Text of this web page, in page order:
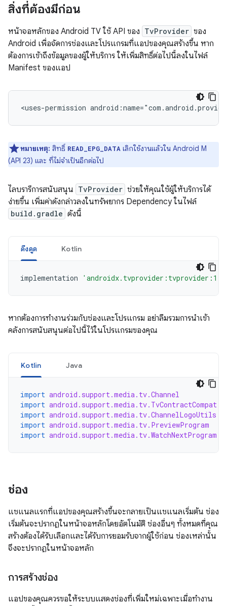
สิ่งที่ต้องมีก่อน
หน้าจอหลักของ Android TV ใช้ API ของ TvProvider ของ
Android เพื่อจัดการช่องและโปรแกรมที่แอปของคุณสร้างขึ้น หาก
ต้องการเข้าถึงข้อมูลของผู้ให้บริการ ให้เพิ่มสิทธิ์ต่อไปนี้ลงในไฟล์
Manifest ของแอป
<uses-permission
หมายเหตุ: สิทธิ์ READ_EPG_DATA เลิกใช้งานแล้วใน Android M
(API 23) และ ที่ไม่จำเป็นอีกต่อไป
ไลบรารีการสนับสนุน TvProvider ช่วยให้คุณใช้ผู้ให้บริการได้
ง่ายขึ้น เพิ่มค่าดังกล่าวลงในทรัพยากร Dependency ในไฟล์
build.gradle ดังนี้
ดึงดูด Kotlin
implementation
หากต้องการทำงานร่วมกับช่องและโปรแกรม อย่าลืมรวมการนำเข้า
คลังการสนับสนุนต่อไปนี้ไว้ในโปรแกรมของคุณ
Kotlin Java
import android.support.media.tv.Channel
import android.support.media.tv.TvContractCompat
import android.support.media.tv.ChannelLogoUtils
import android.support.media.tv.PreviewProgram
import android.support.media.tv.WatchNextProgram
ช่อง
แชแนลแรกที่แอปของคุณสร้างขึ้นจะกลายเป็นแชแนลเริ่มต้น ช่อง
เริ่มต้นจะปรากฏในหน้าจอหลักโดยอัตโนมัติ ช่องอื่นๆ ทั้งหมดที่คุณ
สร้างต้องได้รับเลือกและได้รับการยอมรับจากผู้ใช้ก่อน ช่องเหล่านั้น
จึงจะปรากฏในหน้าจอหลัก
การสร้างช่อง
แอปของคุณควรขอให้ระบบแสดงช่องที่เพิ่มใหม่เฉพาะเมื่อทำงาน